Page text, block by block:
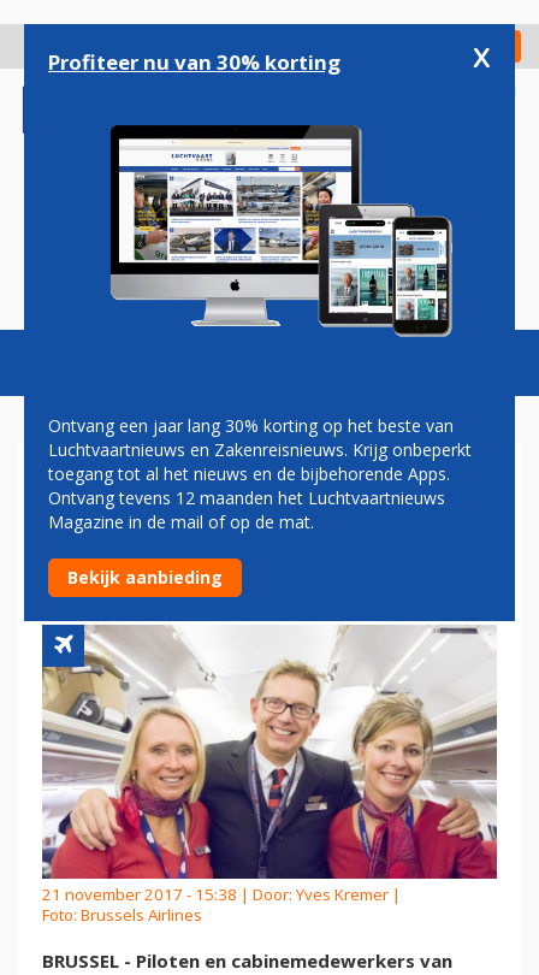
gaan
Check in
Magazine Podcasts Vacatures
BRUSSELS AIRLINES VEILT
BLIK ACHTER DE SCHERMEN
VOOR GOED DOEL
21 november 2017 - 15:38 | Door:Yves Kremer |
Foto: Brussels Airlines
BRUSSEL - Piloten en cabinemedewerkers van
Profiteer nu van 30% korting x
Ontvang een jaar lang 30% korting op het beste van
Luchtvaartnieuws en Zakenreisnieuws. Krijg onbeperkt
toegang tot al het nieuws en de bijbehorende Apps.
Ontvang tevens 12 maanden het Luchtvaartnieuws
Magazine in de mail of op de mat.
Bekijk aanbieding